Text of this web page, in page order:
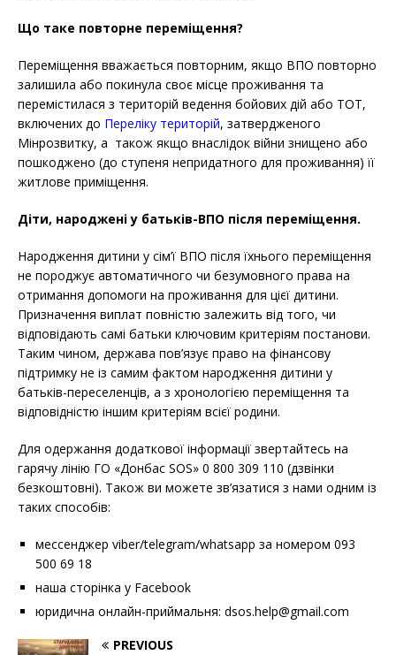
Що таке повторне переміщення?
Переміщення вважається повторним, якщо ВПО повторно
залишила або покинула своє місце проживання та
перемістилася з територій ведення бойових дій або ТОТ,
включених до Переліку територій, затвердженого
Мінрозвитку, а також якщо внаслідок війни знищено або
пошкоджено (до ступеня непридатного для проживання) її
житлове приміщення.
Діти, народжені у батьків-ВПО після переміщення.
Народження дитини у сім’ї ВПО після їхнього переміщення
не породжує автоматичного чи безумовного права на
отримання допомоги на проживання для цієї дитини.
Призначення виплат повністю залежить від того, чи
відповідають самі батьки ключовим критеріям постанови.
Таким чином, держава пов’язує право на фінансову
підтримку не із самим фактом народження дитини у
батьків-переселенців, а з хронологією переміщення та
відповідністю іншим критеріям всієї родини.
Для одержання додаткової інформації звертайтесь на
гарячу лінію ГО «Донбас SOS» 0 800 309 110 (дзвінки
безкоштовні). Також ви можете зв’язатися з нами одним із
таких способів:
мессенджер viber/telegram/whatsapp за номером 093
500 69 18
наша сторінка у Facebook
юридична онлайн-приймальня: dsos.help@gmail.com
PREVIOUS